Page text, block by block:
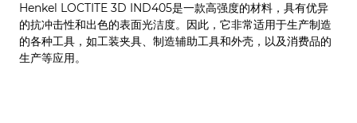
Henkel LOCTITE 3D IND405是一款高强度的材料，具有优异
的抗冲击性和出色的表面光洁度。因此，它非常适用于生产制造
的各种工具，如工装夹具、制造辅助工具和外壳，以及消费品的
生产等应用。